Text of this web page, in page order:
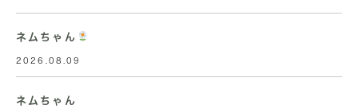
ネムちゃん
2026.08.09
ネムちゃん